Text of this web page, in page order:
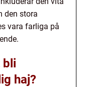
den stora
vara farliga på
bli
haj?